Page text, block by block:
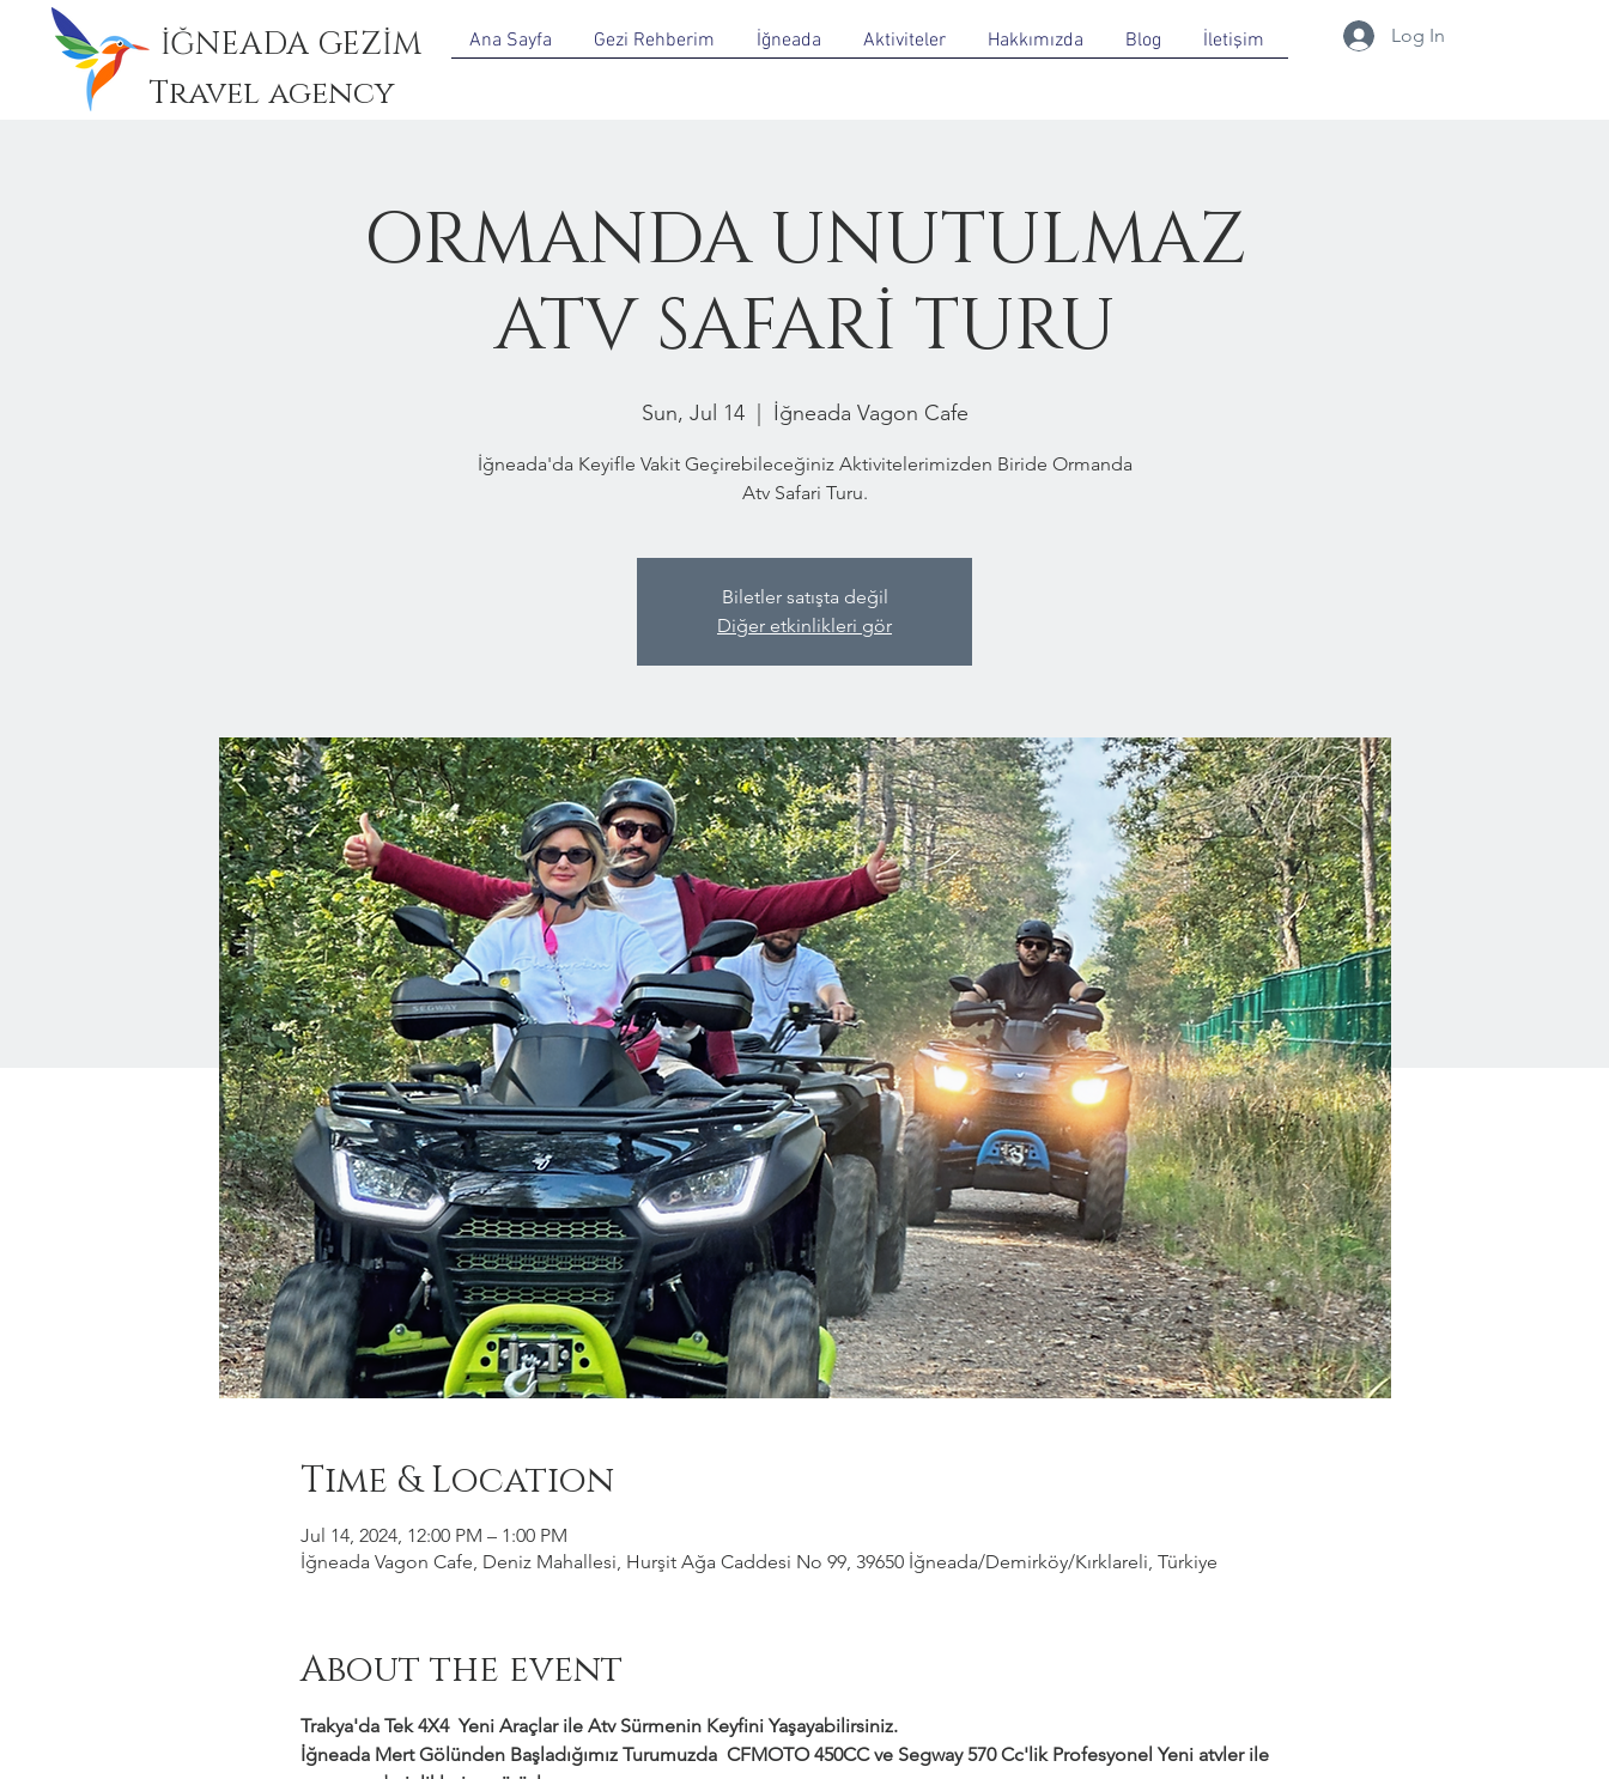
İĞNEADA GEZİM
Travel agency
Ana Sayfa Gezi Rehberim İğneada Aktiviteler Hakkımızda Blog İletişim Log In
ORMANDA UNUTULMAZ
ATV SAFARİ TURU
Sun, Jul 14
  |
İğneada Vagon Cafe
İğneada'da Keyifle Vakit Geçirebileceğiniz Aktivitelerimizden Biride Ormanda
Atv Safari Turu.
Biletler satışta değil
Diğer etkinlikleri gör
Time & Location
Jul 14, 2024, 12:00 PM – 1:00 PM
İğneada Vagon Cafe, Deniz Mahallesi, Hurşit Ağa Caddesi No 99, 39650 İğneada/Demirköy/Kırklareli, Türkiye
About the event
Trakya'da Tek 4X4  Yeni Araçlar ile Atv Sürmenin Keyfini Yaşayabilirsiniz.
İğneada Mert Gölünden Başladığımız Turumuzda  CFMOTO 450CC ve Segway 570 Cc'lik Profesyonel Yeni atvler ile